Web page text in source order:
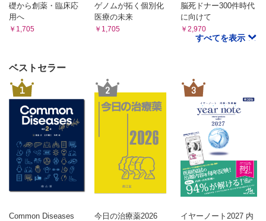
礎から創薬・臨床応
用へ
￥1,705
ゲノムが拓く個別化
医療の未来
￥1,705
脳死ドナー300件時代
に向けて
￥2,970
すべてを表示
ベストセラー
1
Common Diseases
2
今日の治療薬2026
3
イヤーノート2027 内